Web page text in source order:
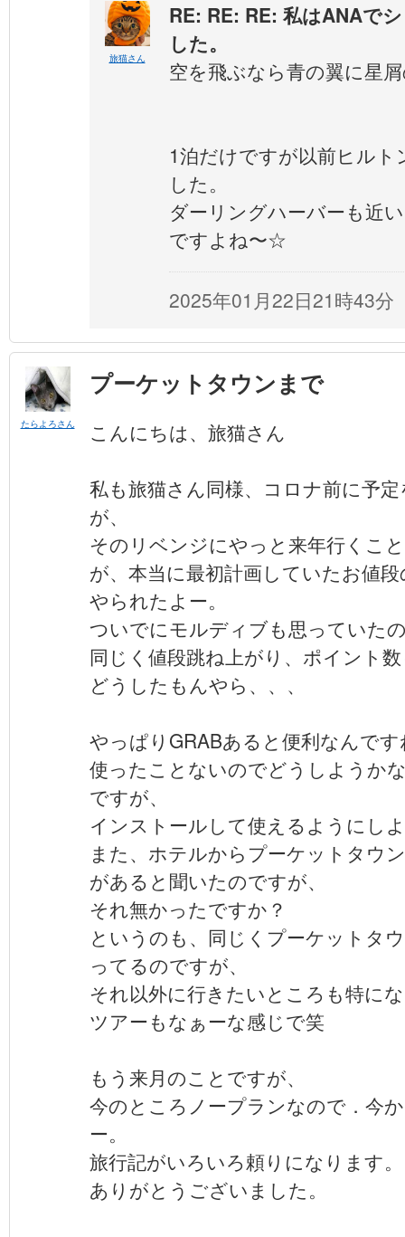
旅猫さん
RE: RE: RE: 私はANAで
した。
空を飛ぶなら青の翼に星
1泊だけですが以前ヒル
した。
ダーリングハーバーも近
ですよね〜☆
2025年01月22日21時43分
たらよろさん
プーケットタウンまで
こんにちは、旅猫さん
私も旅猫さん同様、コロナ前に予
が、
そのリベンジにやっと来年行くこ
が、本当に最初計画していたお値
やられたよー。
ついでにモルディブも思っていた
同じく値段跳ね上がり、ポイント
どうしたもんやら、、、
やっぱりGRABあると便利なんです
使ったことないのでどうしようか
ですが、
インストールして使えるようにし
また、ホテルからプーケットタウ
があると聞いたのですが、
それ無かったですか？
というのも、同じくプーケットタ
ってるのですが、
それ以外に行きたいところも特に
ツアーもなぁーな感じで笑
もう来月のことですが、
今のところノープランなので．今
ー。
旅行記がいろいろ頼りになります。
ありがとうございました。